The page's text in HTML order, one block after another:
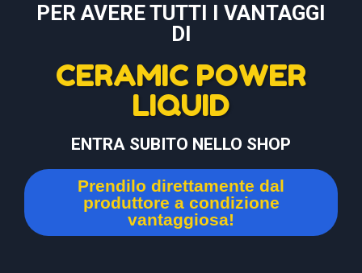
PER AVERE TUTTI I VANTAGGI
DI
CERAMIC POWER
LIQUID
ENTRA SUBITO NELLO SHOP
Prendilo direttamente dal
produttore a condizione
vantaggiosa!